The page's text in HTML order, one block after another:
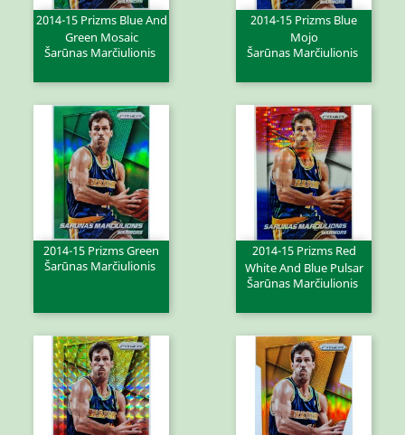
2014-15 Prizms Blue And
Green Mosaic
Šarūnas Marčiulionis
2014-15 Prizms Blue
Mojo
Šarūnas Marčiulionis
2014-15 Prizms Green
Šarūnas Marčiulionis
2014-15 Prizms Red
White And Blue Pulsar
Šarūnas Marčiulionis